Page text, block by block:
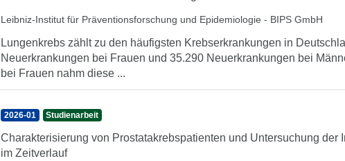
Leibniz-Institut für Präventionsforschung und Epidemiologie - BIPS GmbH
Lungenkrebs zählt zu den häufigsten Krebserkrankungen in
Neuerkrankungen bei Frauen und 35.290 Neuerkrankungen bei
bei Frauen nahm diese ...
2026-01 Studienarbeit
Charakterisierung von Prostatakrebspatienten und Untersuchung der
im Zeitverlauf